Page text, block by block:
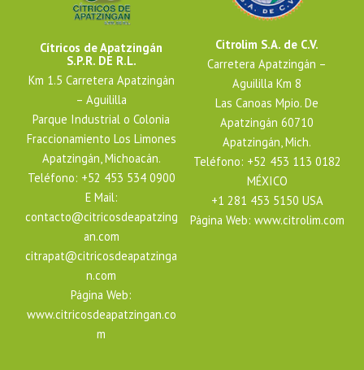
Cítricos de Apatzingán
S.P.R. DE R.L.
Km 1.5 Carretera Apatzingán
– Aguililla
Parque Industrial o Colonia
Fraccionamiento Los Limones
Apatzingán, Michoacán.
Teléfono: +52 453 534 0900
E Mail:
contacto@citricosdeapatzing
an.com
citrapat@citricosdeapatzinga
n.com
Página Web:
www.citricosdeapatzingan.co
m
Citrolim S.A. de C.V.
Carretera Apatzingán –
Aguililla Km 8
Las Canoas Mpio. De
Apatzingán 60710
Apatzingán, Mich.
Teléfono: +52 453 113 0182
MÉXICO
+1 281 453 5150 USA
Página Web: www.citrolim.com